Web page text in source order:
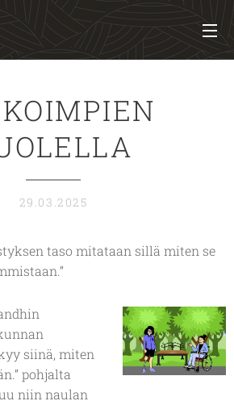
29.03.2025
taso mitataan sillä miten se
.”
siinä, miten
pohjalta
niin naulan